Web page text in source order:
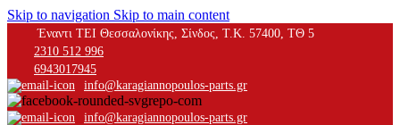
Skip to navigation Skip to main content
Έναντι ΤΕΙ Θεσσαλονίκης, Σίνδος, Τ.Κ. 57400, ΤΘ 5
2310 512 996
6943017945
info@karagiannopoulos-parts.gr
info@karagiannopoulos-parts.gr